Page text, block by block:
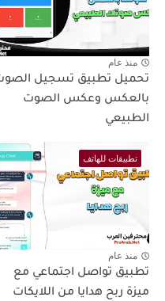
منذ عام
تحميل تطبيق تسجيل
بالعكس وعكس الصوت
الطبيعي
تطبيقات للهاتف
منذ عام
تطبيق تواصل اجتماعي مع
ميزة ربح هدايا من اللايكات